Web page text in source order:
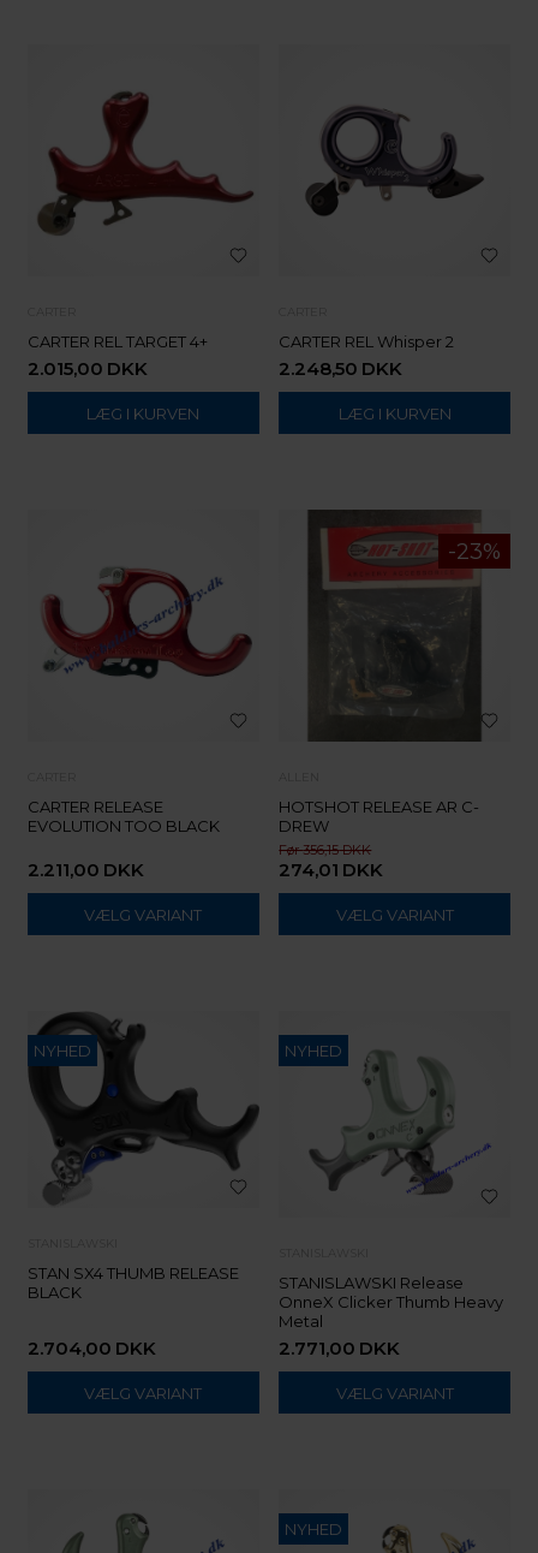
CARTER REL TARGET 4+
2.015,00 DKK
CARTER REL Whisper 2
2.248,50 DKK
CARTER RELEASE
EVOLUTION TOO BLACK
2.211,00 DKK
VÆLG VARIANT
HOTSHOT RELEASE AR C-
DREW
356,15
274,01 DKK
VÆLG VARIANT
NYHED
STAN SX4 THUMB RELEASE
BLACK
2.704,00 DKK
VÆLG VARIANT
NYHED
STANISLAWSKI Release
OnneX Clicker Thumb Heavy
Metal
2.771,00 DKK
VÆLG VARIANT
NYHED